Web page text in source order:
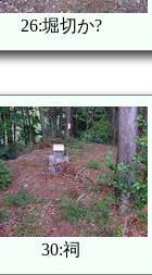
26:堀切か?
30:祠